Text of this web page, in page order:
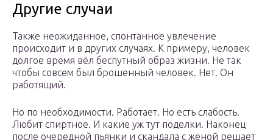
Другие случаи
Также неожиданное, спонтанное увлечение
происходит и в других случаях. К примеру, человек
долгое время вёл беспутный образ жизни. Не так
чтобы совсем был брошенный человек. Нет. Он
работящий.
Но по необходимости. Работает. Но есть слабость.
Любит спиртное. И какие уж тут поделки. Наконец
после очередной пьянки и скандала с женой решает